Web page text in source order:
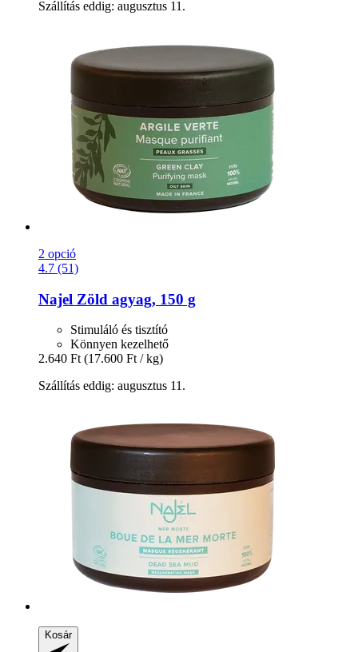
Szállítás eddig: augusztus 11.
2 opció
4.7 (51)
Najel Zöld agyag, 150 g
Stimuláló és tisztító
Könnyen kezelhető
2.640 Ft (17.600 Ft / kg)
Szállítás eddig: augusztus 11.
Kosár